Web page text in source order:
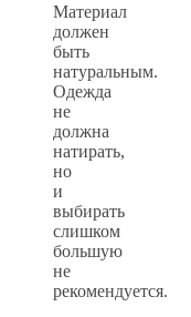
Материал
должен
быть
натуральным.
Одежда
не
должна
натирать,
но
и
выбирать
слишком
большую
не
рекомендуется.